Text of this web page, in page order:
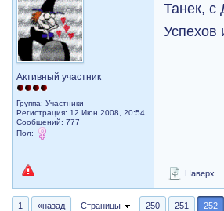
Активный участник
Группа: Участники
Регистрация: 12 Июн 2008, 20:54
Сообщений: 777
Пол:
Танек, с
Успехов
Наверх
1 «назад Страницы 250 251 252